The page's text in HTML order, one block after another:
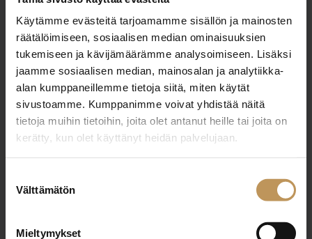
Käytämme evästeitä tarjoamamme sisällön ja mainosten
räätälöimiseen, sosiaalisen median ominaisuuksien
tukemiseen ja kävijämäärämme analysoimiseen. Lisäksi
jaamme sosiaalisen median, mainosalan ja analytiikka-
alan kumppaneillemme tietoja siitä, miten käytät
sivustoamme. Kumppanimme voivat yhdistää näitä
tietoja muihin tietoihin, joita olet antanut heille tai joita on
kerätty, kun olet käyttänyt heidän palvelujaan.
valinta
Välttämätön
Mieltymykset
"*" näyttää pakolliset kentät
Aihe
Nimi*
Sähköposti